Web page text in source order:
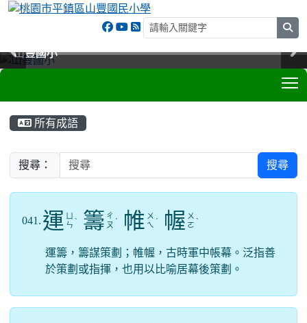
山豐國小
山豐國小
山豐國小
山豐國小
所有成語
搜尋： 搜尋
041. 運 ㄣ ˋ 籌 ㄔ
ㄡ ˊ 帷 ㄨ
ㄟ ˊ 幄 ㄨ
ㄛ ˋ
運籌，籌謀策劃；帷幄，古時軍中帳幕。泛指善
於策劃或指揮，也用以比喻居幕後策劃。